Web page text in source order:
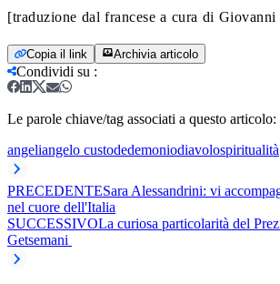
[traduzione dal francese a cura di
Copia il link Archivia articolo
Condividi su :
Le parole chiave/tag associati a questo articolo:
angeliangelo custodedemoniodiavolospiritualità
PRECEDENTESara Alessandrini: vi
nel cuore dell'Italia
SUCCESSIVOLa curiosa particolarità del
Getsemani